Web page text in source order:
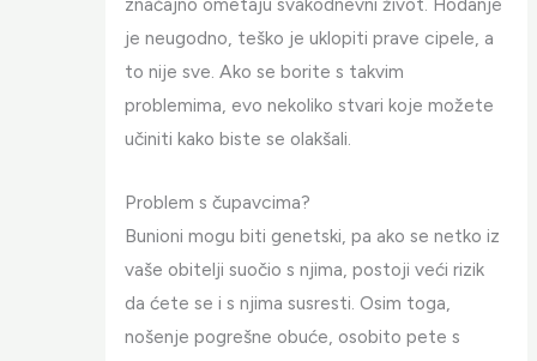
je neugodno, teško je uklopiti prave cipele, a
to nije sve. Ako se borite s takvim
problemima, evo nekoliko stvari koje možete
učiniti kako biste se olakšali.
Problem s čupavcima?
Bunioni mogu biti genetski, pa ako se netko iz
vaše obitelji suočio s njima, postoji veći rizik
da ćete se i s njima susresti. Osim toga,
nošenje pogrešne obuće, osobito pete s